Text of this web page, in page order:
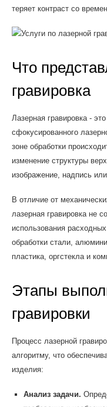
теряет контраст со
Что
гравировка
Лазерная гравировка -
сфокусированного
зоне обработки
изменение структуры
изображение, надпись
В отличие от
лазерная гравировка не
использования
обработки стали,
пластика, оргстекла и
Этапы
гравировки
Процесс лазерной
алгоритму, что
изделия:
Анализ задачи.